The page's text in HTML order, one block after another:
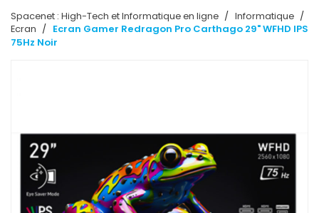
Spacenet : High-Tech et Informatique en ligne
Informatique
Ecran
Ecran Gamer Redragon Pro Carthago 29" WFHD IPS
75Hz Noir